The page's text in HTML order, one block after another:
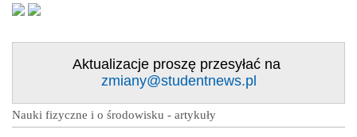
Aktualizacje proszę przesyłać na
zmiany@studentnews.pl
Nauki fizyczne i o środowisku - artykuły